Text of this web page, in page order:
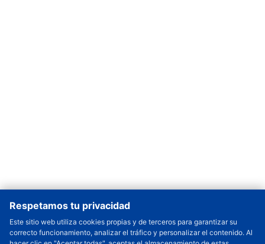
Respetamos tu privacidad
Este sitio web utiliza cookies propias y de terceros para garantizar su
correcto funcionamiento, analizar el tráfico y personalizar el contenido. Al
Cantidad a Ordenar - +